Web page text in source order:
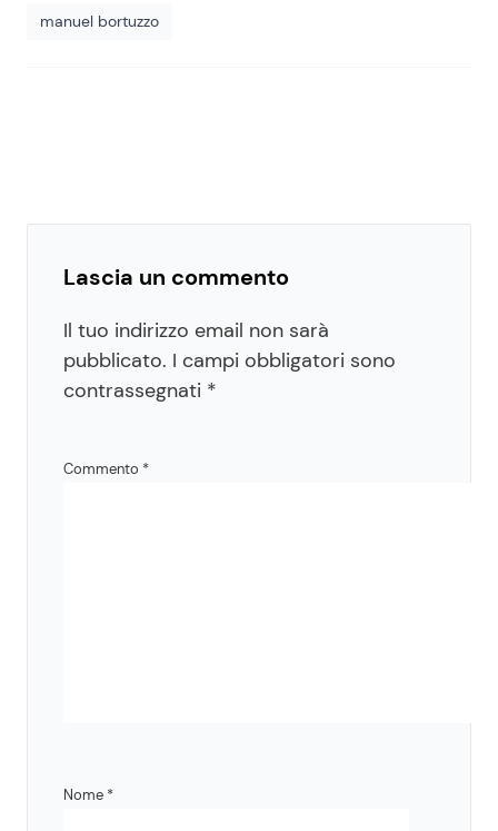
manuel bortuzzo
Lascia un commento
Il tuo indirizzo email non sarà
pubblicato. I campi obbligatori sono
contrassegnati *
Commento *
Nome *